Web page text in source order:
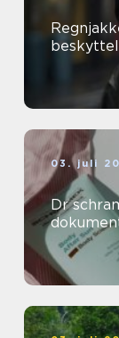
03. juli
Dr schrammek